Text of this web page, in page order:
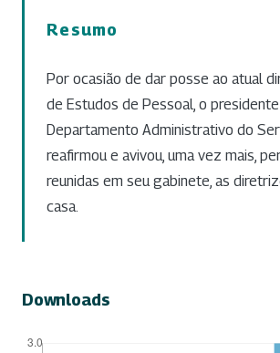
Resumo
Por ocasião de dar posse ao atual
de Estudos de Pessoal, o
Departamento Administrativo do
reafirmou e avivou, uma vez mais,
reunidas em seu gabinete, as
casa.
Downloads